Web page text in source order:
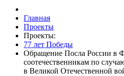
Главная
Проекты
Проекты:
77 лет Победы
Обращение Посла России в
соотечественникам по
в Великой Отечественной